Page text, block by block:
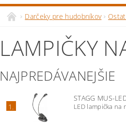
Darčeky pre hudobníkov
LAMPIČKY
NAJPREDÁVANEJŠIE
1.
STAGG MUS-
LED lampička